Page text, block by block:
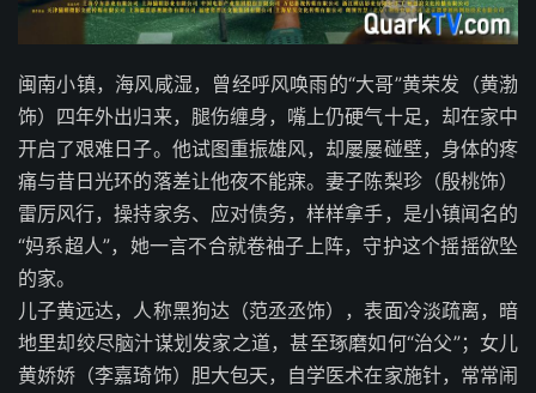
闽南小镇，海风咸湿，曾经呼风唤雨的“大哥”黄荣发（黄渤
饰）四年外出归来，腿伤缠身，嘴上仍硬气十足，却在家中
开启了艰难日子。他试图重振雄风，却屡屡碰壁，身体的疼
痛与昔日光环的落差让他夜不能寐。妻子陈梨珍（殷桃饰）
雷厉风行，操持家务、应对债务，样样拿手，是小镇闻名的
“妈系超人”，她一言不合就卷袖子上阵，守护这个摇摇欲坠
的家。
儿子黄远达，人称黑狗达（范丞丞饰），表面冷淡疏离，暗
地里却绞尽脑汁谋划发家之道，甚至琢磨如何“治父”；女儿
黄娇娇（李嘉琦饰）胆大包天，自学医术在家施针，常常闹